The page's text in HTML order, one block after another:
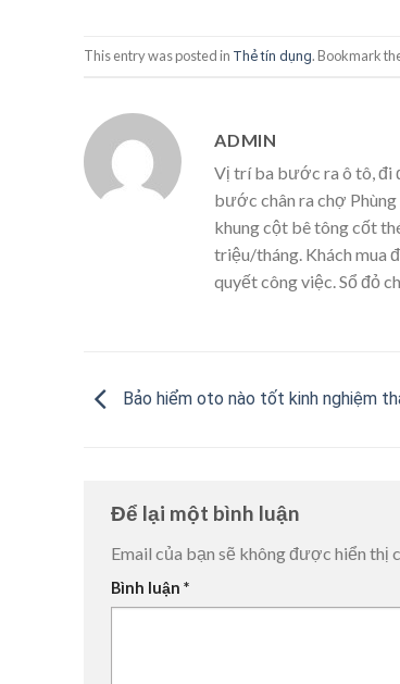
This entry was posted in Thẻ tín dụng. Bookmark
ADMIN
Vị trí ba bước ra ô tô, đi
bước chân ra chợ
khung cột bê tông cốt
triệu/tháng. Khách mua
quyết công việc. Sổ đỏ
Bảo hiểm oto nào tốt kinh nghiệm
Để lại một bình luận
Email của bạn sẽ không được hiển thị
Bình luận *